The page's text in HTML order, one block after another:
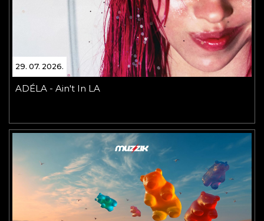
29. 07. 2026.
ADÉLA - Ain't In LA